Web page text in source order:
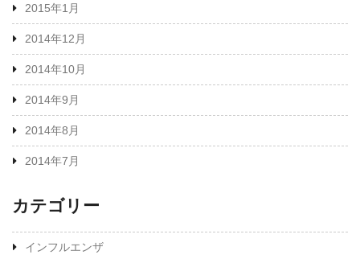
2015年1月
2014年12月
2014年10月
2014年9月
2014年8月
2014年7月
カテゴリー
インフルエンザ